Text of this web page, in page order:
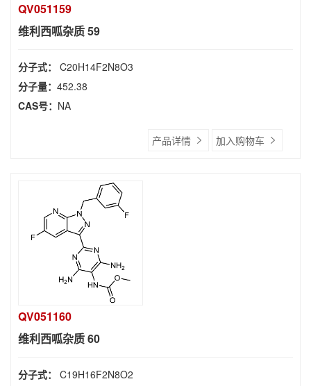
QV051159
维利西呱杂质 59
分子式： C20H14F2N8O3
分子量： 452.38
CAS号： NA
产品详情 加入购物车
QV051160
维利西呱杂质 60
分子式： C19H16F2N8O2